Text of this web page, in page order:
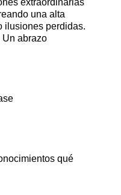
extraordinarias
una alta
ilusiones perdidas.
Un abrazo
qué